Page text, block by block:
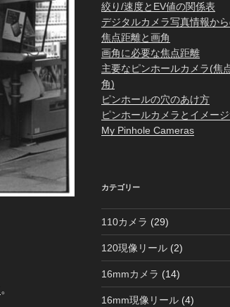
。
絞り/速度とEV値の関係表
デジタルカメラ写真情報か
焦点距離と画角
画角に必要な焦点距離
主要なピンホールカメラ(焦
角)
ピンホールの穴のあけ方
ピンホールカメラとイメー
My Pinhole Cameras
カテゴリー
110カメラ (29)
120現像リール (2)
16mmカメラ (14)
16mm現像リール (4)